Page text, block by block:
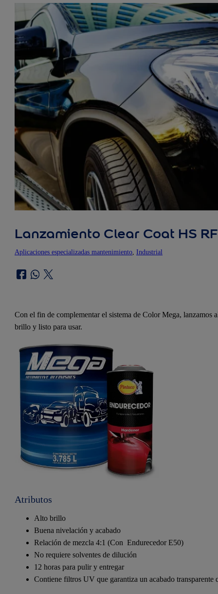
Lanzamiento Clear Coat HS
Aplicaciones especializadas mantenimiento Industrial
Con el fin de complementar el sistema de Color Mega,
brillo y listo para usar.
Atributos
Alto brillo
Buena nivelación y acabado
Relación de mezcla 4:1 (Con Endurecedor E50)
No requiere solventes de dilución
12 horas para pulir y entregar
Contiene filtros UV que garantiza un acabado transparente